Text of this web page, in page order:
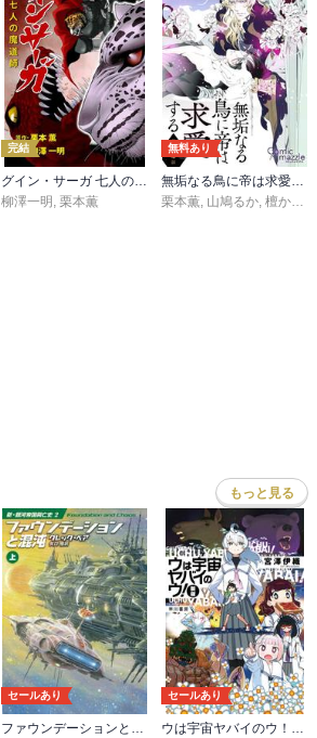
完結
グイン・サーガ 七人の魔道師
柳澤一明 , 栗本薫
無料あり
無垢なる鳥に帝は求愛する
栗本薫, 山鳩るか, 檀からん
もっと見る
セールあり
ファウンデーションと混沌
セールあり
ウは宇宙ヤバイのウ！〔新版〕